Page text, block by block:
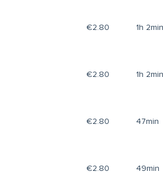
€2.80 1h
€2.80 1h
€2.80 47min
€2.80 49min